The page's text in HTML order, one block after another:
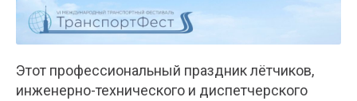
Этот профессиональный праздник лётчиков,
инженерно-технического и диспетчерского